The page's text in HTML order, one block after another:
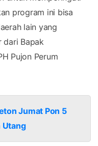
program ini bisa
lain yang
dari Bapak
Pujon Perum
Jumat Pon 5
Utang